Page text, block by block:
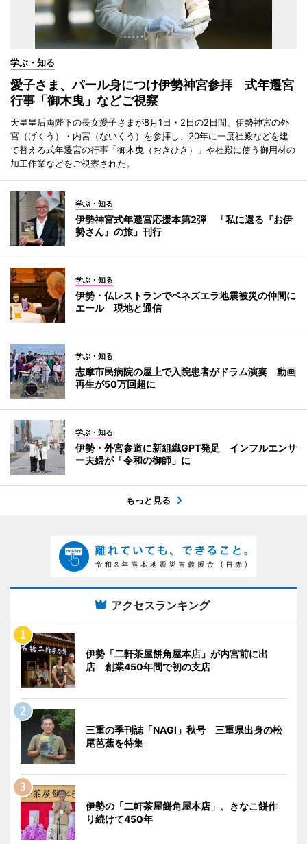
学ぶ・知る
愛子さま、パール身につけ伊勢神宮参拝 式年遷宮
行事「御木曳」などご視察
天皇皇后両陛下の長女愛子さまが8月1日・2日の2日間、伊勢神宮の外
宮（げくう）・内宮（ないくう）を参拝し、20年に一度社殿などを建
て替える式年遷宮の行事「御木曳（おきひき）」や社殿に使う御用材の
加工作業などをご視察された。
学ぶ・知る
伊勢神宮式年遷宮応援本第2弾 「私に還る『お伊
勢さん』の旅」刊行
学ぶ・知る
伊勢・仏レストランでベネズエラ地震被災の仲間に
エール 現地と通信
学ぶ・知る
志摩市民病院の屋上で入院患者がドラム演奏 動画
再生が50万回超に
学ぶ・知る
伊勢・外宮参道に新組織GPT発足 インフルエンサ
ー夫婦が「令和の御師」に
もっと見る
アクセスランキング
伊勢「二軒茶屋餅角屋本店」が内宮前に出
店 創業450年間で初の支店
三重の季刊誌「NAGI」秋号 三重県出身の松
尾芭蕉を特集
伊勢の「二軒茶屋餅角屋本店」、きなこ餅作
り続けて450年